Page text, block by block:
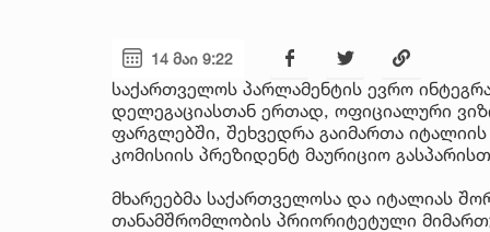
14 მაი 9:22
საქართველოს პარლამენტის ევრო
დელეგაციასთან ერთად, ოფიციალური
ფარგლებში, შეხვედრა გაიმართა
კომისიის პრეზიდენტ მაურიციო
მხარეებმა საქართველოსა და იტალიას
თანამშრომლობის პრიორიტეტული